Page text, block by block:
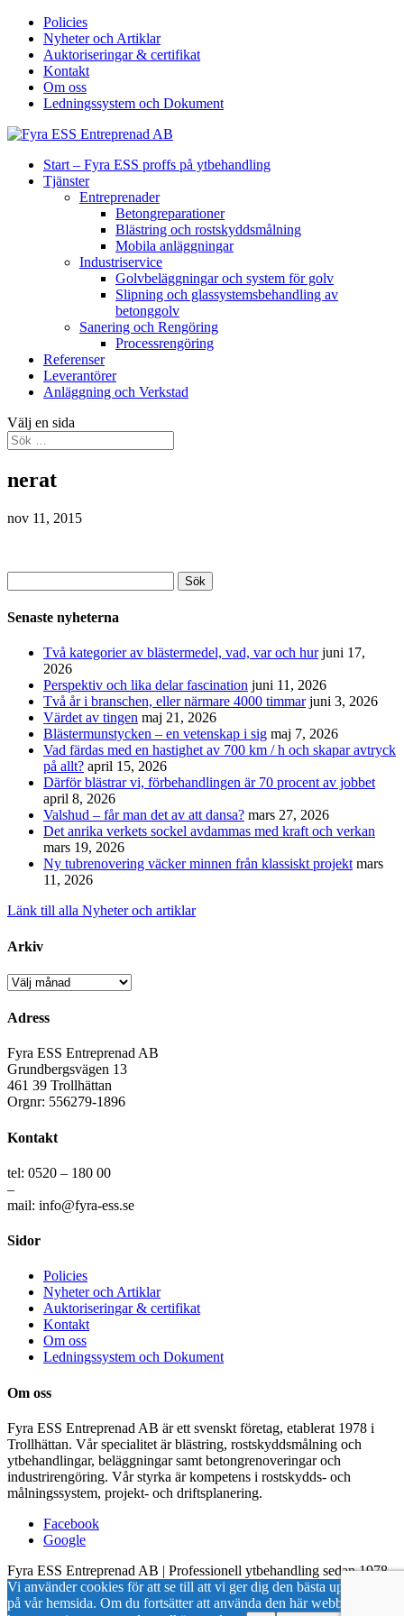
Policies
Nyheter och Artiklar
Auktoriseringar & certifikat
Kontakt
Om oss
Ledningssystem och Dokument
Start – Fyra ESS proffs på ytbehandling
Tjänster
Entreprenader
Betongreparationer
Blästring och rostskyddsmålning
Mobila anläggningar
Industriservice
Golvbeläggningar och system för golv
Slipning och glassystemsbehandling av
betonggolv
Sanering och Rengöring
Processrengöring
Referenser
Leverantörer
Anläggning och Verkstad
Välj en sida
nerat
nov 11, 2015
efter:
Senaste nyheterna
Två kategorier av blästermedel, vad, var och hur juni 17,
2026
Perspektiv och lika delar fascination juni 11, 2026
Två år i branschen, eller närmare 4000 timmar juni 3, 2026
Värdet av tingen maj 21, 2026
Blästermunstycken – en vetenskap i sig maj 7, 2026
Vad färdas med en hastighet av 700 km / h och skapar avtryck
på allt? april 15, 2026
Därför blästrar vi, förbehandlingen är 70 procent av jobbet
april 8, 2026
Valshud – får man det av att dansa? mars 27, 2026
Det anrika verkets sockel avdammas med kraft och verkan
mars 19, 2026
Ny tubrenovering väcker minnen från klassiskt projekt mars
11, 2026
Länk till alla Nyheter och artiklar
Arkiv
Arkiv
Adress
Fyra ESS Entreprenad AB
Grundbergsvägen 13
461 39 Trollhättan
Orgnr: 556279-1896
Kontakt
tel: 0520 – 180 00
–
mail: info@fyra-ess.se
Sidor
Policies
Nyheter och Artiklar
Auktoriseringar & certifikat
Kontakt
Om oss
Ledningssystem och Dokument
Om oss
Fyra ESS Entreprenad AB är ett svenskt företag, etablerat 1978 i
Trollhättan. Vår specialitet är blästring, rostskyddsmålning och
ytbehandlingar, beläggningar samt betongrenoveringar och
industrirengöring. Vår styrka är kompetens i rostskydds- och
målningssystem, projekt- och driftsplanering.
Facebook
Google
Fyra ESS Entreprenad AB | Professionell ytbehandling sedan 1978
Vi använder cookies för att se till att vi ger dig den bästa upplevelsen
på vår hemsida. Om du fortsätter att använda den här webbplatsen